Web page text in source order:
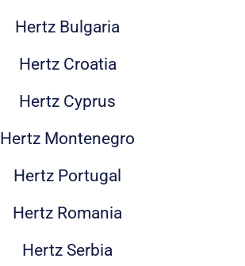
Hertz Bulgaria
Hertz Croatia
Hertz Cyprus
Hertz Montenegro
Hertz Portugal
Hertz Romania
Hertz Serbia